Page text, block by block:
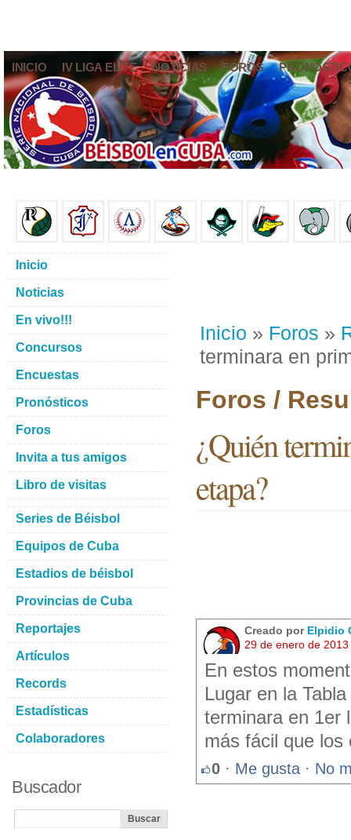
INICIO IV LIGA ELITE NOTICIAS FOROS
Inicio » Foros »
terminara en
Foros /
¿Quién
etapa?
Creado por Elpidio
29 de enero de
En estos
Lugar en la
terminara en 1er
más fácil que los
0 · Me gusta · No
Inicio
Noticias
En vivo!!!
Concursos
Encuestas
Pronósticos
Foros
Invita a tus amigos
Libro de visitas
Series de Béisbol
Equipos de Cuba
Estadios de béisbol
Provincias de Cuba
Reportajes
Artículos
Records
Estadísticas
Colaboradores
Buscador